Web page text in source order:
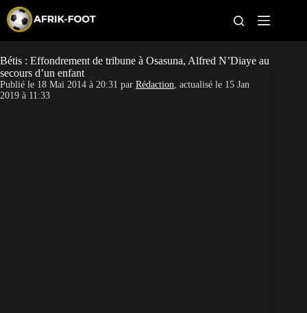
p
t
o
c
o
CAN féminine
Bétis : Effondrement de tribune à Osasuna, Alfred N’Diaye au
secours d’un enfant
Publié le 18 Mai 2014 à 20:31 par Rédaction, actualisé le 15 Jan
2019 à 11:33